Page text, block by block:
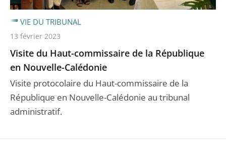
Visite du Haut-commissaire de la République
en Nouvelle-Calédonie
Visite protocolaire du Haut-commissaire de la
République en Nouvelle-Calédonie au tribunal
administratif.
VIE DU TRIBUNAL
13 février 2023